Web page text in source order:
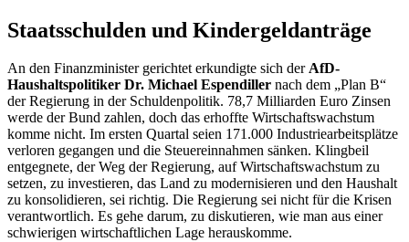
Staatsschulden und Kindergeldanträge
An den Finanzminister gerichtet erkundigte sich derAfD-
Haushaltspolitiker Dr. Michael Espendiller nach dem „Plan B“
der Regierung in der Schuldenpolitik. 78,7 Milliarden Euro Zinsen
werde der Bund zahlen, doch das erhoffte Wirtschaftswachstum
komme nicht. Im ersten Quartal seien 171.000 Industriearbeitsplätze
verloren gegangen und die Steuereinnahmen sänken. Klingbeil
entgegnete, der Weg der Regierung, auf Wirtschaftswachstum zu
setzen, zu investieren, das Land zu modernisieren und den Haushalt
zu konsolidieren, sei richtig. Die Regierung sei nicht für die Krisen
verantwortlich. Es gehe darum, zu diskutieren, wie man aus einer
schwierigen wirtschaftlichen Lage herauskomme.